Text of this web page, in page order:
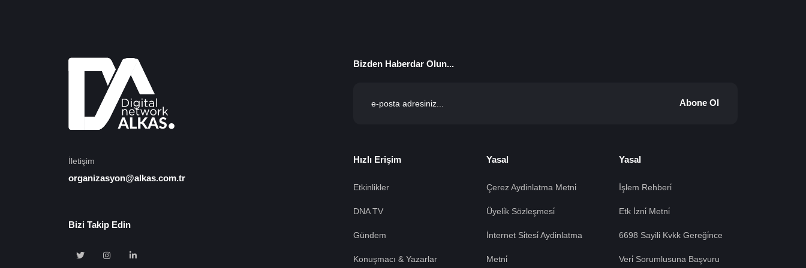
İletişim
organizasyon@alkas.com.tr
Bizi Takip Edin
Bizden Haberdar Olun...
Abone Ol
Hızlı Erişim
Etkinlikler
DNA TV
Gündem
Konuşmacı & Yazarlar
Yasal
Çerez Aydinlatma Metni̇
Üyeli̇k Sözleşmesi̇
İnternet Si̇tesi̇ Aydinlatma
Metni̇
Yasal
İşlem Rehberi̇
Etk İzni̇ Metni̇
6698 Sayili Kvkk Gereği̇nce
Veri̇ Sorumlusuna Başvuru